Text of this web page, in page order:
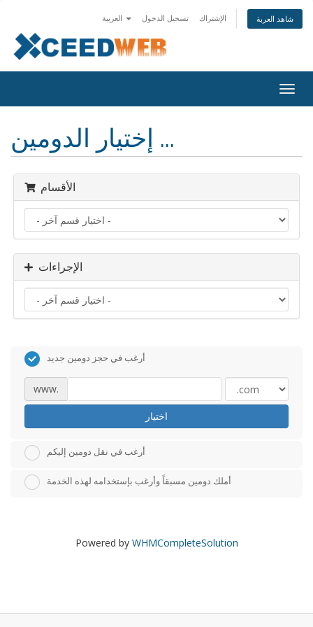
تسجيل الدخول الإشتراك شاهد العربة
إختيار الدومين ...
الأقسام
الإجراءات
أرغب في حجز دومين جديد
www.
اختيار
أرغب في نقل دومين إليكم
أملك دومين مسبقاً وأرغب بإستخدامه لهذه الخدمة
Powered by WHMCompleteSolution